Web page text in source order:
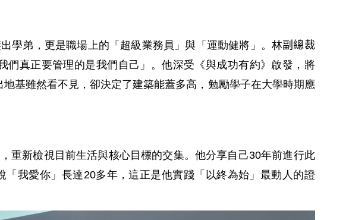
學弟，更是職場上的「超級業務員」與「運動健將」。林副總裁
真正要管理的是我們自己」。他深受《與成功有約》啟發，將
地基雖然看不見，卻決定了建築能蓋多高，勉勵學子在大學時期應
重新檢視目前生活與核心目標的交集。他分享自己30年前進行此
「我愛你」長達20多年，這正是他實踐「以終為始」最動人的證